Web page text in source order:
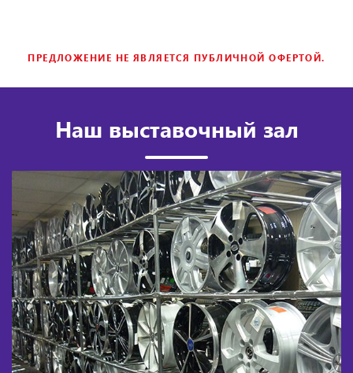
ПРЕДЛОЖЕНИЕ НЕ ЯВЛЯЕТСЯ ПУБЛИЧНОЙ ОФЕРТОЙ.
Наш выставочный зал